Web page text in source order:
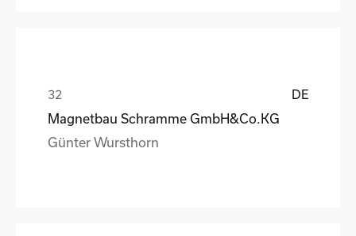
DE
Magnetbau Schramme GmbH&Co.KG
Günter Wursthorn